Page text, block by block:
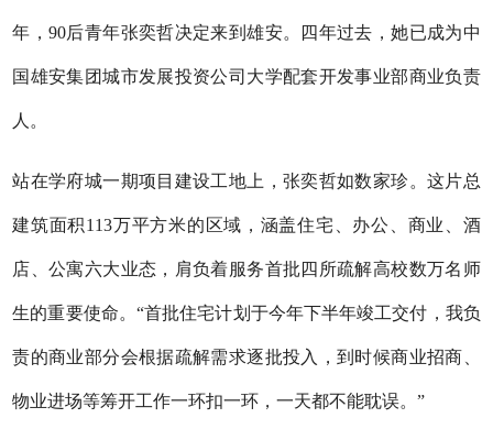
年，90后青年张奕哲决定来到雄安。四年过去，她已成为中
国雄安集团城市发展投资公司大学配套开发事业部商业负责
人。
站在学府城一期项目建设工地上，张奕哲如数家珍。这片总
建筑面积113万平方米的区域，涵盖住宅、办公、商业、酒
店、公寓六大业态，肩负着服务首批四所疏解高校数万名师
生的重要使命。“首批住宅计划于今年下半年竣工交付，我负
责的商业部分会根据疏解需求逐批投入，到时候商业招商、
物业进场等筹开工作一环扣一环，一天都不能耽误。”